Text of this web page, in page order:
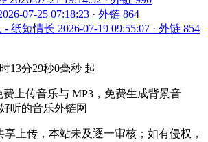
07-25 07:18:23 · 外链 864
- 纸短情长 2026-07-19 09:55:07 · 外链 854
13分29秒0毫秒 起
上传音乐与 MP3，免费生成背景音
听的音乐外链网
上传，本站未及逐一审核；如有侵权，